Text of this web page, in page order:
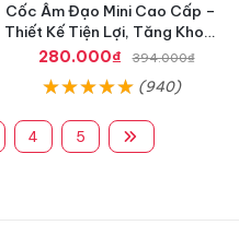
Cốc Âm Đạo Mini Cao Cấp –
Thiết Kế Tiện Lợi, Tăng Khoái
Cảm
280.000₫ 394.000₫
(940)
4 5